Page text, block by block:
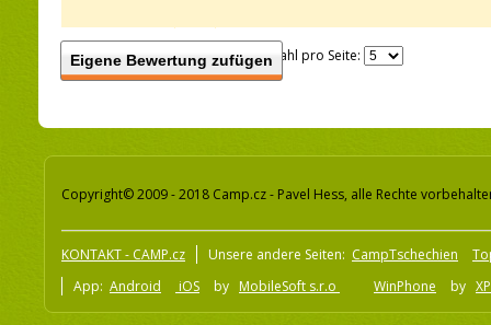
Eigene Bewertung zufügenAnzahl pro Seite:
Copyright© 2009 - 2018 Camp.cz - Pavel Hess, alle Rechte
KONTAKT - CAMP.cz Unsere andere Seiten: CampTschechien
App: Android iOS by MobileSoft s.r.o WinPhone by